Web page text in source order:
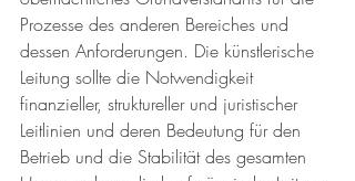
Prozesse des anderen Bereiches und
dessen Anforderungen. Die künstlerische
Leitung sollte die Notwendigkeit
finanzieller, struktureller und juristischer
Leitlinien und deren Bedeutung für den
Betrieb und die Stabilität des gesamten